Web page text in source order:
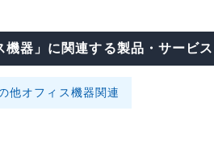
機器」に関連する製品・サービ
他オフィス機器関連